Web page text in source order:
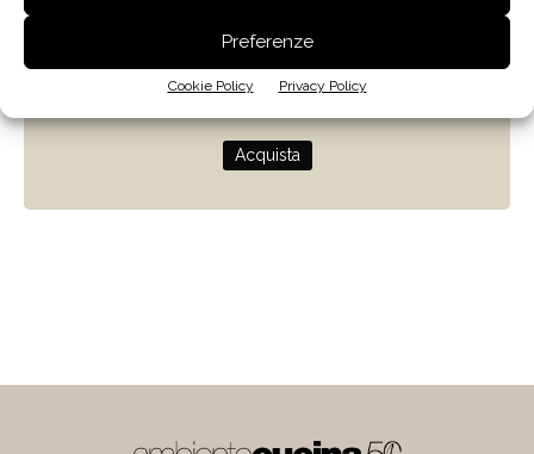
Preferenze
Cookie Policy Privacy Policy
Progettare con la luce naturale
di Giulio Camiz
Acquista